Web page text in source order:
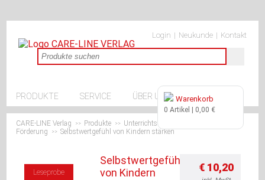
überspringen
Geschenke
Burgentüte
Kinder-
Jugendbücher
Kostenlos
Grundschule
Sekundarstufe
Lösungshefte
Unterrichtsmaterialien
Grundschule
Login
Navigation
Neukunde Kontakt
Navigation
überspringen
PRODUKTE SERVICE ÜBER UNS Warenkorb
0 Artikel | 0,00 €
CARE-LINE Verlag
>> Produkte >> Unterrichtsmaterialien Grundschule
Förderung >> Selbstwertgefühl von Kindern stärken
Leseprobe
Selbstwertgefühl
von Kindern
€ 10,20